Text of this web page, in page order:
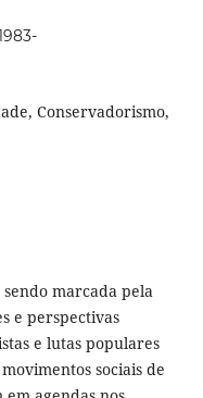
Conservadorismo,
sendo marcada pela
e perspectivas
e lutas populares
sociais de